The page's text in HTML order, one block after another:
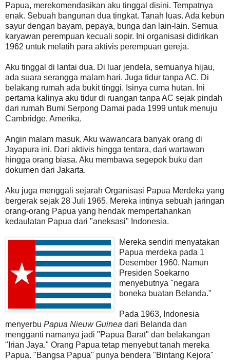
Papua, merekomendasikan aku tinggal disini. Tempatnya
enak. Sebuah bangunan dua tingkat. Tanah luas. Ada kebun
sayur dengan bayam, pepaya, bunga dan lain-lain. Semua
karyawan perempuan kecuali sopir. Ini organisasi didirikan
1962 untuk melatih para aktivis perempuan gereja.
Aku tinggal di lantai dua. Di luar jendela, semuanya hijau,
ada suara serangga malam hari. Juga tidur tanpa AC. Di
belakang rumah ada bukit tinggi. Isinya cuma hutan. Ini
pertama kalinya aku tidur di ruangan tanpa AC sejak pindah
dari rumah Bumi Serpong Damai pada 1999 untuk menuju
Cambridge, Amerika.
Angin malam masuk. Aku wawancara banyak orang di
Jayapura ini. Dari aktivis hingga tentara, dari wartawan
hingga orang biasa. Aku membawa segepok buku dan
dokumen dari Jakarta.
Aku juga menggali sejarah Organisasi Papua Merdeka yang
bergerak sejak 28 Juli 1965. Mereka intinya sebuah jaringan
orang-orang Papua yang hendak mempertahankan
kedaulatan Papua dari "aneksasi" Indonesia.
Mereka sendiri menyatakan
Papua merdeka pada 1
Desember 1960. Namun
Presiden Soekarno
menyebutnya "negara
boneka buatan Belanda."
Pada 1963, Indonesia
menyerbu Papua Nieuw Guinea dari Belanda dan
mengganti namanya jadi "Papua Barat" dan belakangan
"Irian Jaya." Orang Papua tetap menyebut tanah mereka
Papua. "Bangsa Papua" punya bendera "Bintang Kejora"